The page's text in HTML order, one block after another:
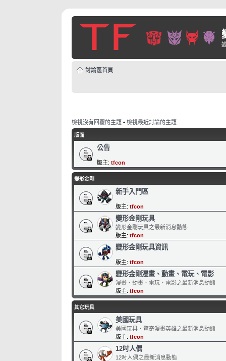
討論區首頁
檢視沒有回覆的主題 • 檢視最近討論的主題
版面
公告
版主: tfcon
變形金剛
新手入門區
版主: tfcon
變形金剛玩具
變形金剛玩具之最新消息動態
版主: tfcon
變形金剛玩具資訊
版主: tfcon
變形金剛漫畫、動畫、電玩、電影
漫畫、動畫、電玩、電影之最新消息動態
版主: tfcon
其它玩具
美國玩具
美國玩具、驚奇漫畫英雄之最新消息動態
版主: tfcon
12吋人偶
12吋人偶之最新消息動態